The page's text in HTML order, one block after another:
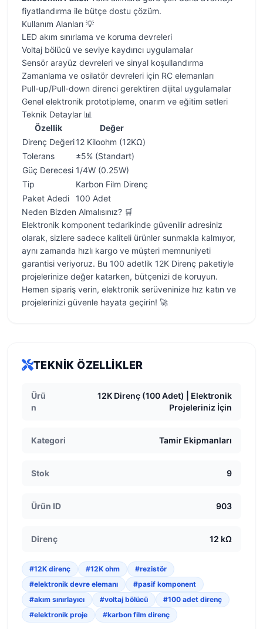
fiyatlandırma ile bütçe dostu çözüm.
Kullanım Alanları 💡
LED akım sınırlama ve koruma devreleri
Voltaj bölücü ve seviye kaydırıcı uygulamalar
Sensör arayüz devreleri ve sinyal koşullandırma
Zamanlama ve osilatör devreleri için RC elemanları
Pull-up/Pull-down direnci gerektiren dijital uygulamalar
Genel elektronik prototipleme, onarım ve eğitim setleri
Teknik Detaylar 📊
Özellik
Değer
Direnç Değeri12 Kiloohm (12KΩ)
Tolerans
±5% (Standart)
Güç Derecesi 1/4W (0.25W)
Tip
Karbon Film Direnç
Paket Adedi
100 Adet
Neden Bizden Almalısınız? 🛒
Elektronik komponent tedarikinde güvenilir adresiniz
olarak, sizlere sadece kaliteli ürünler sunmakla kalmıyor,
aynı zamanda hızlı kargo ve müşteri memnuniyeti
garantisi veriyoruz. Bu 100 adetlik 12K Direnç paketiyle
projelerinize değer katarken, bütçenizi de koruyun.
Hemen sipariş verin, elektronik serüveninize hız katın ve
projelerinizi güvenle hayata geçirin! 🚀
TEKNIK ÖZELLIKLER
Ürü
n
12K Direnç (100 Adet) | Elektronik
Projeleriniz İçin
Kategori Tamir Ekipmanları
Stok 9
Ürün ID 903
Direnç 12 kΩ
#12K direnç #12K ohm
#rezistör
#elektronik devre elemanı
#pasif komponent
#akım sınırlayıcı
#voltaj bölücü
#100 adet direnç
#elektronik proje
#karbon film direnç